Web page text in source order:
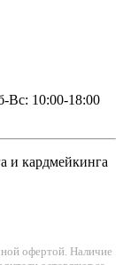
Вс: 10:00-18:00
и кардмейкинга
офертой. Наличие